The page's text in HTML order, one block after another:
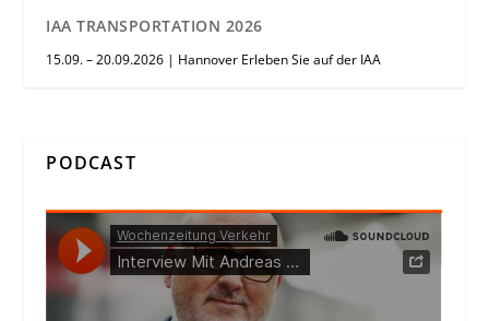
IAA TRANSPORTATION 2026
15.09. – 20.09.2026 | Hannover Erleben Sie auf der IAA
PODCAST